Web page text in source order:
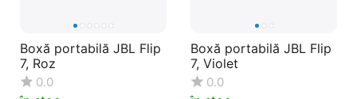
Boxă portabilă JBL Flip
7, Roz
0.0
Boxă portabilă JBL Flip
7, Violet
0.0